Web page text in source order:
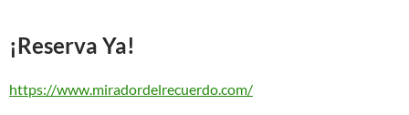
¡Reserva Ya!
https://www.miradordelrecuerdo.com/